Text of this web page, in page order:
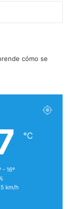
cómo se
℃
- 16º
km/h